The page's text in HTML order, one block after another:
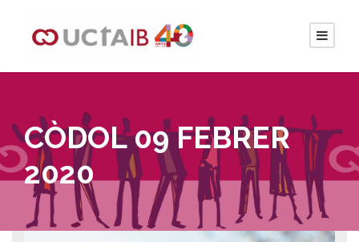
CÒDOL 09 FEBRER
2020